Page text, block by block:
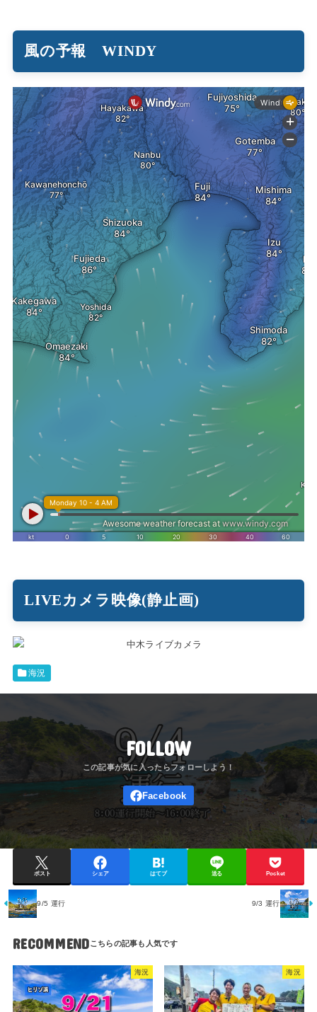
風の予報 WINDY
LIVEカメラ映像(静止画)
海況
FOLLOW
ポスト シェア はてブ 送る Pocket
9/5 運行 9/3 運行
RECOMMEND
海況 海況